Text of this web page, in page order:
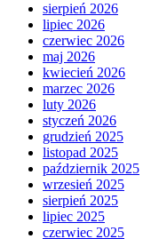
sierpień 2026
lipiec 2026
czerwiec 2026
maj 2026
kwiecień 2026
marzec 2026
luty 2026
styczeń 2026
grudzień 2025
listopad 2025
październik 2025
wrzesień 2025
sierpień 2025
lipiec 2025
czerwiec 2025